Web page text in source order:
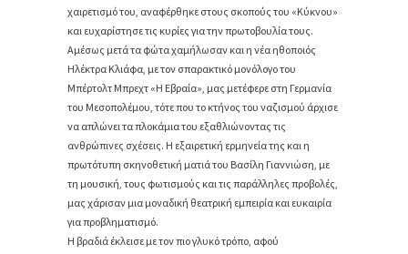
χαιρετισμό του, αναφέρθηκε στους σκοπούς του «Κύκνου»
και ευχαρίστησε τις κυρίες για την πρωτοβουλία τους.
Αμέσως μετά τα φώτα χαμήλωσαν και η νέα ηθοποιός
Ηλέκτρα Κλιάφα, με τον σπαρακτικό μονόλογο του
Μπέρτολτ Μπρεχτ «Η Εβραία», μας μετέφερε στη Γερμανία
του Μεσοπολέμου, τότε που το κτήνος του ναζισμού άρχισε
να απλώνει τα πλοκάμια του εξαθλιώνοντας τις
ανθρώπινες σχέσεις. Η εξαιρετική ερμηνεία της και η
πρωτότυπη σκηνοθετική ματιά του Βασίλη Γιαννιώση, με
τη μουσική, τους φωτισμούς και τις παράλληλες προβολές,
μας χάρισαν μια μοναδική θεατρική εμπειρία και ευκαιρία
για προβληματισμό.
Η βραδιά έκλεισε με τον πιο γλυκό τρόπο, αφού